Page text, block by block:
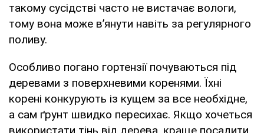
такому сусідстві часто не вистачає вологи,
тому вона може в’янути навіть за регулярного
поливу.
Особливо погано гортензії почуваються під
деревами з поверхневими коренями. Їхні
корені конкурують із кущем за все необхідне,
а сам ґрунт швидко пересихає. Якщо хочеться
використати тінь від дерева, краще посадити